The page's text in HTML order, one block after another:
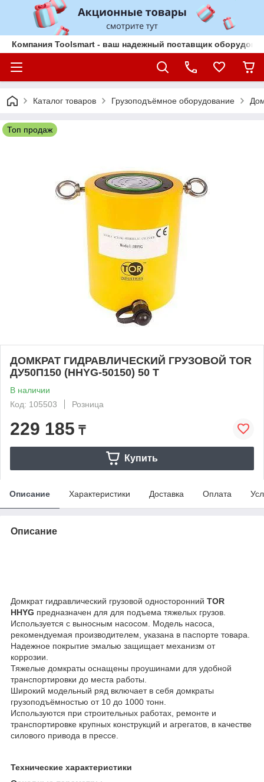
Компания Toolsmart - ваш надежный поставщик
Каталог товаров Грузоподъёмное оборудование
Топ продаж
ДОМКРАТ ГИДРАВЛИЧЕСКИЙ ГРУЗОВОЙ TOR
ДУ50П150 (HHYG-50150) 50 Т
В наличии
Код: 105503
Розница
229 185 ₸
Купить
Описание Характеристики Доставка Оплата
Описание
Домкрат гидравлический грузовой односторонний TOR
HHYG предназначен для для подъема тяжелых грузов.
Используется с выносным насосом. Модель насоса,
рекомендуемая производителем, указана в паспорте товара.
Надежное покрытие эмалью защищает механизм от
коррозии.
Тяжелые домкраты оснащены проушинами для удобной
транспортировки до места работы.
Широкий модельный ряд включает в себя домкраты
грузоподъёмностью от 10 до 1000 тонн.
Используются при строительных работах, ремонте и
транспортировке крупных конструкций и агрегатов, в качестве
силового привода в прессе.
Технические характеристики